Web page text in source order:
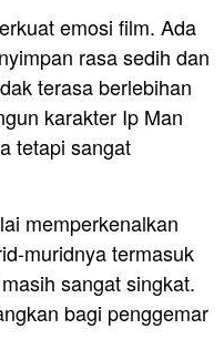
emosi film. Ada
rasa sedih dan
terasa berlebihan
karakter Ip Man
tetapi sangat
memperkenalkan
muridnya termasuk
sangat singkat.
bagi penggemar